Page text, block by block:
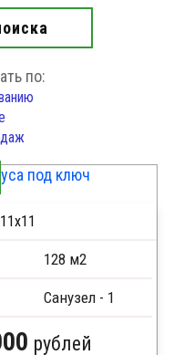
по:
128 м2
Санузел - 1
рублей